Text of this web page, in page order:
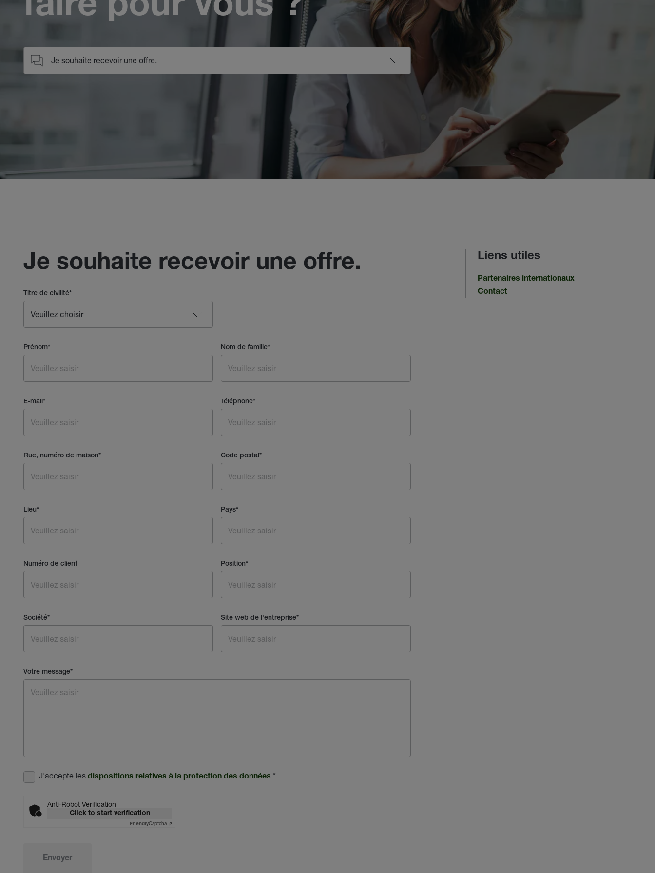
faire pour vous ?
Je souhaite recevoir une offre.
Titre de civilité*
Prénom* Nom de famille*
E-mail* Téléphone*
Rue, numéro de maison* Code postal*
Lieu* Pays*
Numéro de client Position*
Société* Site web de l'entreprise*
Votre message*
J'accepte les dispositions relatives à la protection des données.*
Anti-Robot Verification
Click to start verification
FriendlyCaptcha ⇗
Envoyer
Liens utiles
Partenaires internationaux
Contact